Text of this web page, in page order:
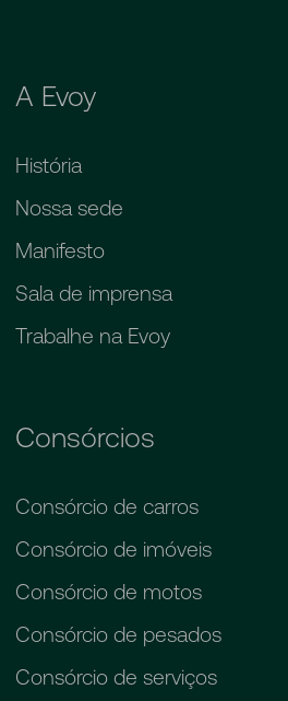
A Evoy
História
Nossa sede
Manifesto
Sala de imprensa
Trabalhe na Evoy
Consórcios
Consórcio de carros
Consórcio de imóveis
Consórcio de motos
Consórcio de pesados
Consórcio de serviços